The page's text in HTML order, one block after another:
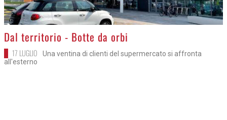
>
Dal territorio - Botte da orbi
17 LUGLIO
Una ventina di clienti del supermercato si affronta
all'esterno